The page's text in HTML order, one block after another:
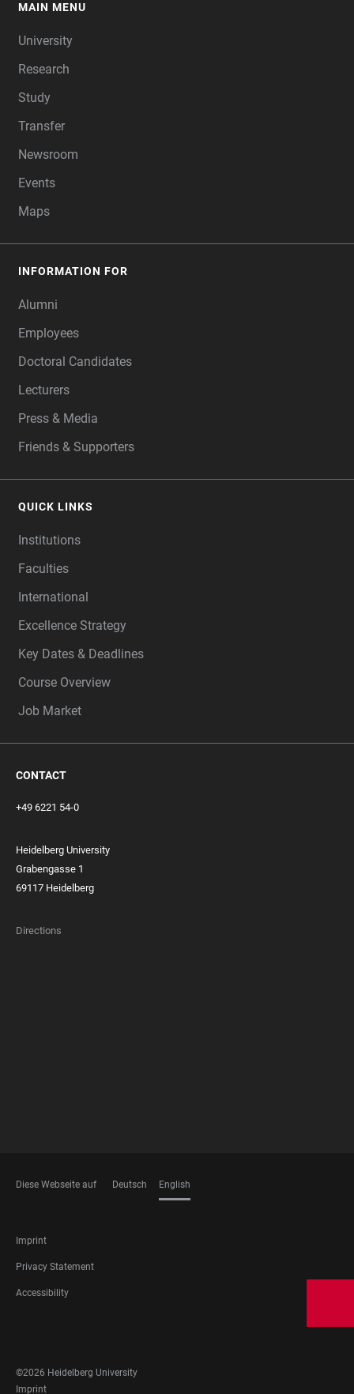
MAIN MENU
University
Research
Study
Transfer
Newsroom
Events
Maps
INFORMATION FOR
Alumni
Employees
Doctoral Candidates
Lecturers
Press & Media
Friends & Supporters
QUICK LINKS
Institutions
Faculties
International
Excellence Strategy
Key Dates & Deadlines
Course Overview
Job Market
CONTACT
+49 6221 54-0
Heidelberg University
Grabengasse 1
69117 Heidelberg
Directions
Diese Webseite auf Deutsch English
FOOTER
LEGAL
Imprint
Privacy Statement
Accessibility
MEDIA
©2026 Heidelberg University
FOOTER
Imprint